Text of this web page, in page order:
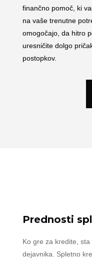
finančno pomoč, ki
na vaše trenutne
omogočajo, da hitro
uresničite dolgo
postopkov.
Prednosti
Ko gre za kredite,
dejavnika. Spletno